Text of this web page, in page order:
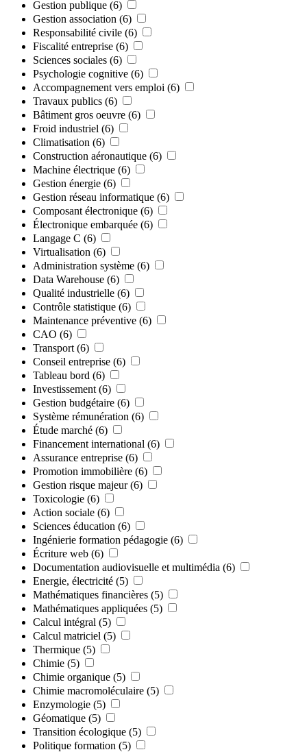
Gestion publique (6)
Gestion association (6)
Responsabilité civile (6)
Fiscalité entreprise (6)
Sciences sociales (6)
Psychologie cognitive (6)
Accompagnement vers emploi (6)
Travaux publics (6)
Bâtiment gros oeuvre (6)
Froid industriel (6)
Climatisation (6)
Construction aéronautique (6)
Machine électrique (6)
Gestion énergie (6)
Gestion réseau informatique (6)
Composant électronique (6)
Électronique embarquée (6)
Langage C (6)
Virtualisation (6)
Administration système (6)
Data Warehouse (6)
Qualité industrielle (6)
Contrôle statistique (6)
Maintenance préventive (6)
CAO (6)
Transport (6)
Conseil entreprise (6)
Tableau bord (6)
Investissement (6)
Gestion budgétaire (6)
Système rémunération (6)
Étude marché (6)
Financement international (6)
Assurance entreprise (6)
Promotion immobilière (6)
Gestion risque majeur (6)
Toxicologie (6)
Action sociale (6)
Sciences éducation (6)
Ingénierie formation pédagogie (6)
Écriture web (6)
Documentation audiovisuelle et multimédia (6)
Energie, électricité (5)
Mathématiques financières (5)
Mathématiques appliquées (5)
Calcul intégral (5)
Calcul matriciel (5)
Thermique (5)
Chimie (5)
Chimie organique (5)
Chimie macromoléculaire (5)
Enzymologie (5)
Géomatique (5)
Transition écologique (5)
Politique formation (5)